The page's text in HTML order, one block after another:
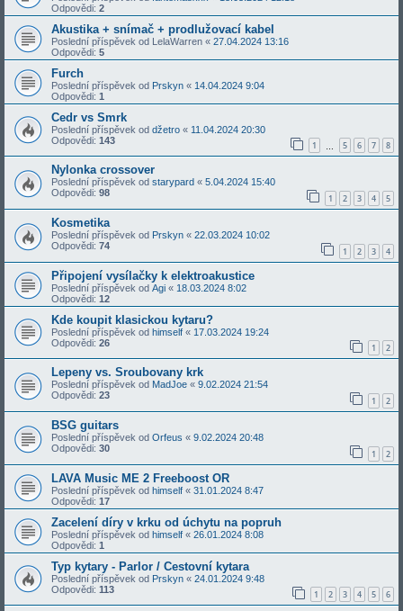
Odpovědi: 2
Akustika + snímač + prodlužovací kabel
Poslední příspěvek od LelaWarren « 27.04.2024 13:16
Odpovědi: 5
Furch
Poslední příspěvek od Prskyn « 14.04.2024 9:04
Odpovědi: 1
Cedr vs Smrk
Poslední příspěvek od džetro « 11.04.2024 20:30
Odpovědi: 143 1 5 6 7 8
Nylonka crossover
Poslední příspěvek od starypard « 5.04.2024 15:40
Odpovědi: 98 1 2 3 4 5
Kosmetika
Poslední příspěvek od Prskyn « 22.03.2024 10:02
Odpovědi: 74 1 2 3 4
Připojení vysílačky k elektroakustice
Poslední příspěvek od Agi « 18.03.2024 8:02
Odpovědi: 12
Kde koupit klasickou kytaru?
Poslední příspěvek od himself « 17.03.2024 19:24
Odpovědi: 26 1 2
Lepeny vs. Sroubovany krk
Poslední příspěvek od MadJoe « 9.02.2024 21:54
Odpovědi: 23 1 2
BSG guitars
Poslední příspěvek od Orfeus « 9.02.2024 20:48
Odpovědi: 30 1 2
LAVA Music ME 2 Freeboost OR
Poslední příspěvek od himself « 31.01.2024 8:47
Odpovědi: 17
Zacelení díry v krku od úchytu na popruh
Poslední příspěvek od himself « 26.01.2024 8:08
Odpovědi: 1
Typ kytary - Parlor / Cestovní kytara
Poslední příspěvek od Prskyn « 24.01.2024 9:48
Odpovědi: 113 1 2 3 4 5 6